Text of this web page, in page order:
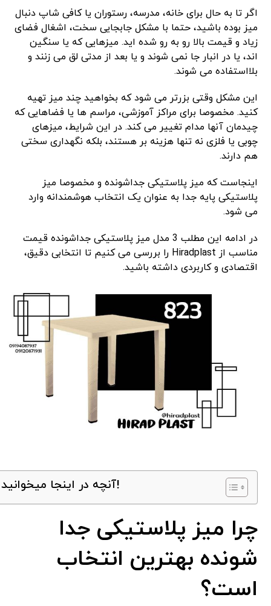
اگر تا به حال برای خانه، مدرسه، رستوران یا کافی ‌شاپ دنبال
میز بوده باشید، حتما با مشکل جابجایی سخت، اشغال فضای
زیاد و قیمت بالا رو به ‌رو شده ‌اید. میزهایی که یا سنگین
‌اند، یا در انبار جا نمی ‌شوند و یا بعد از مدتی لق می‌ زنند و
بلااستفاده می ‌شوند.
این مشکل وقتی بزر‌تر می ‌شود که بخواهید چند میز تهیه
کنید. مخصوصا برای مراکز آموزشی، مراسم‌ ها یا فضاهایی که
چیدمان آنها مدام تغییر می ‌کند. در این شرایط، میزهای
چوبی یا فلزی نه‌ تنها هزینه ‌بر هستند، بلکه نگهداری سختی
هم دارند.
اینجاست که میز پلاستیکی جداشونده و مخصوصا میز
پلاستیکی پایه جدا به ‌عنوان یک انتخاب هوشمندانه وارد
می ‌شود.
در ادامه این مطلب 3 مدل میز پلاستیکی جداشونده قیمت
مناسب از Hiradplast را بررسی می ‌کنیم تا انتخابی دقیق،
اقتصادی و کاربردی داشته باشید.
آنچه در اینجا میخوانید!
چرا میز پلاستیکی جدا
شونده بهترین انتخاب
است؟